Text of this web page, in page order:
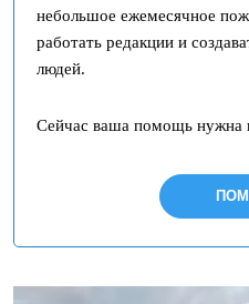
небольшое ежемесячное
работать редакции и
людей.
Сейчас ваша помощь нужна